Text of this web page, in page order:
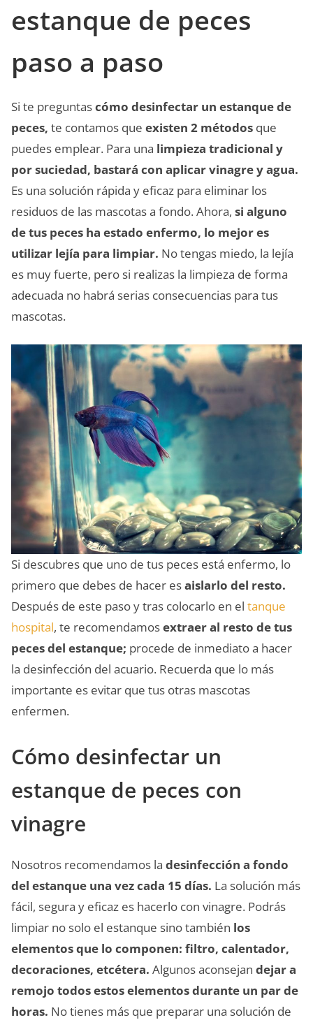
estanque de peces
paso a paso
Si te preguntascómo desinfectar un estanque de
peces, te contamos que existen 2 métodos que
puedes emplear. Para una limpieza tradicional y
por suciedad, bastará con aplicar vinagre y agua.
Es una solución rápida y eficaz para eliminar los
residuos de las mascotas a fondo. Ahora, si alguno
de tus peces ha estado enfermo, lo mejor es
utilizar lejía para limpiar. No tengas miedo, la lejía
es muy fuerte, pero si realizas la limpieza de forma
adecuada no habrá serias consecuencias para tus
mascotas.
Si descubres que uno de tus peces está enfermo, lo
primero que debes de hacer esaislarlo del resto.
Después de este paso y tras colocarlo en el tanque
hospital, te recomendamosextraer al resto de tus
peces del estanque; procede de inmediato a hacer
la desinfección del acuario. Recuerda que lo más
importante es evitar que tus otras mascotas
enfermen.
Cómo desinfectar un
estanque de peces con
vinagre
Nosotros recomendamos la desinfección a fondo
del estanque una vez cada 15 días. La solución más
fácil, segura y eficaz es hacerlo con vinagre. Podrás
limpiar no solo el estanque sino también los
elementos que lo componen: filtro, calentador,
decoraciones, etcétera. Algunos aconsejan dejar a
remojo todos estos elementos durante un par de
horas. No tienes más que preparar una solución de